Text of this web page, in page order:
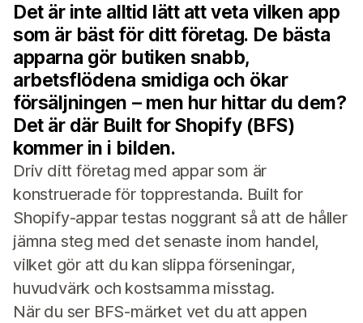
Det är inte alltid lätt att veta vilken app
som är bäst för ditt företag. De bästa
apparna gör butiken snabb,
arbetsflödena smidiga och ökar
försäljningen – men hur hittar du dem?
Det är där Built for Shopify (BFS)
kommer in i bilden.
Driv ditt företag med appar som är
konstruerade för topprestanda. Built for
Shopify-appar testas noggrant så att de håller
jämna steg med det senaste inom handel,
vilket gör att du kan slippa förseningar,
huvudvärk och kostsamma misstag.
När du ser BFS-märket vet du att appen